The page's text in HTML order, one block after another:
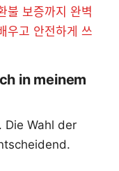
불 보증까지 완벽
우고 안전하게 쓰
in meinem
Die Wahl der